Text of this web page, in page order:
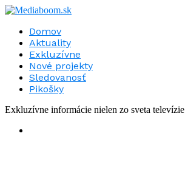
Domov
Aktuality
Exkluzívne
Nové projekty
Sledovanosť
Pikošky
Exkluzívne informácie nielen zo sveta televízie